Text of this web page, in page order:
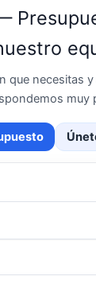
que necesitas
muy